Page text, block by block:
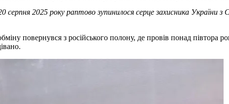
серпня 2025 року раптово зупинилося серце захисника
повернувся з російського полону, де провів понад півтора